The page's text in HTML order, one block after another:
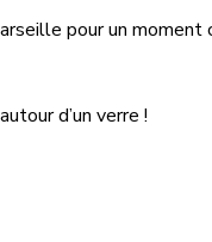
pour un moment
d’un verre !